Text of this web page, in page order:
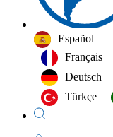
Español
Français
Deutsch
Türkçe